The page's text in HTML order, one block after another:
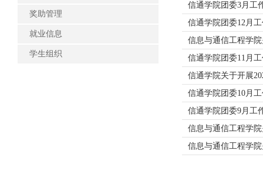
奖助管理
就业信息
学生组织
信通学院团委3月工
信通学院团委12月
信息与通信工程学
信通学院团委11月
信通学院关于开展
信通学院团委10月
信通学院团委9月工
信息与通信工程学
信息与通信工程学